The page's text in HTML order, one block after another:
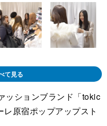
て見る
ッションブランド「tokic
原宿ポップアップスト